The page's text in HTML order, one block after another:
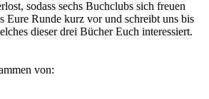
sodass sechs Buchclubs sich freuen
Eure Runde kurz vor und schreibt uns bis
dieser drei Bücher Euch interessiert.
von: